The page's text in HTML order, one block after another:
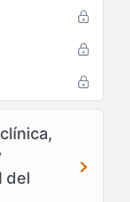
del